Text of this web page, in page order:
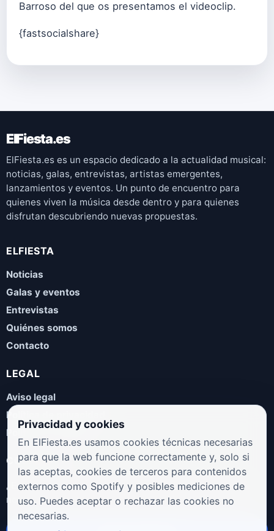
Barroso del que os presentamos el videoclip.
{fastsocialshare}
ElFiesta.es
ElFiesta.es es un espacio dedicado a la actualidad musical:
noticias, galas, entrevistas, artistas emergentes,
lanzamientos y eventos. Un punto de encuentro para
quienes viven la música desde dentro y para quienes
disfrutan descubriendo nuevas propuestas.
ELFIESTA
Noticias
Galas y eventos
Entrevistas
Quiénes somos
Contacto
LEGAL
Aviso legal
Política de privacidad
Política de cookies
COLABORA
¿Eres artista, manager, sello o promotor? Envíanos tus
novedades, galas, entrevistas o propuestas musicales.
Privacidad y cookies
En ElFiesta.es usamos cookies técnicas necesarias
para que la web funcione correctamente y, solo si
las aceptas, cookies de terceros para contenidos
externos como Spotify y posibles mediciones de
uso. Puedes aceptar o rechazar las cookies no
necesarias.